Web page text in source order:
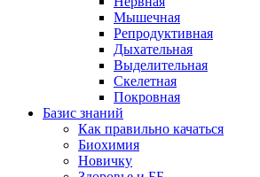
Мышечная
Репродуктивная
Дыхательная
Выделительная
Скелетная
Покровная
Базис знаний
Как правильно качаться
Биохимия
Новичку